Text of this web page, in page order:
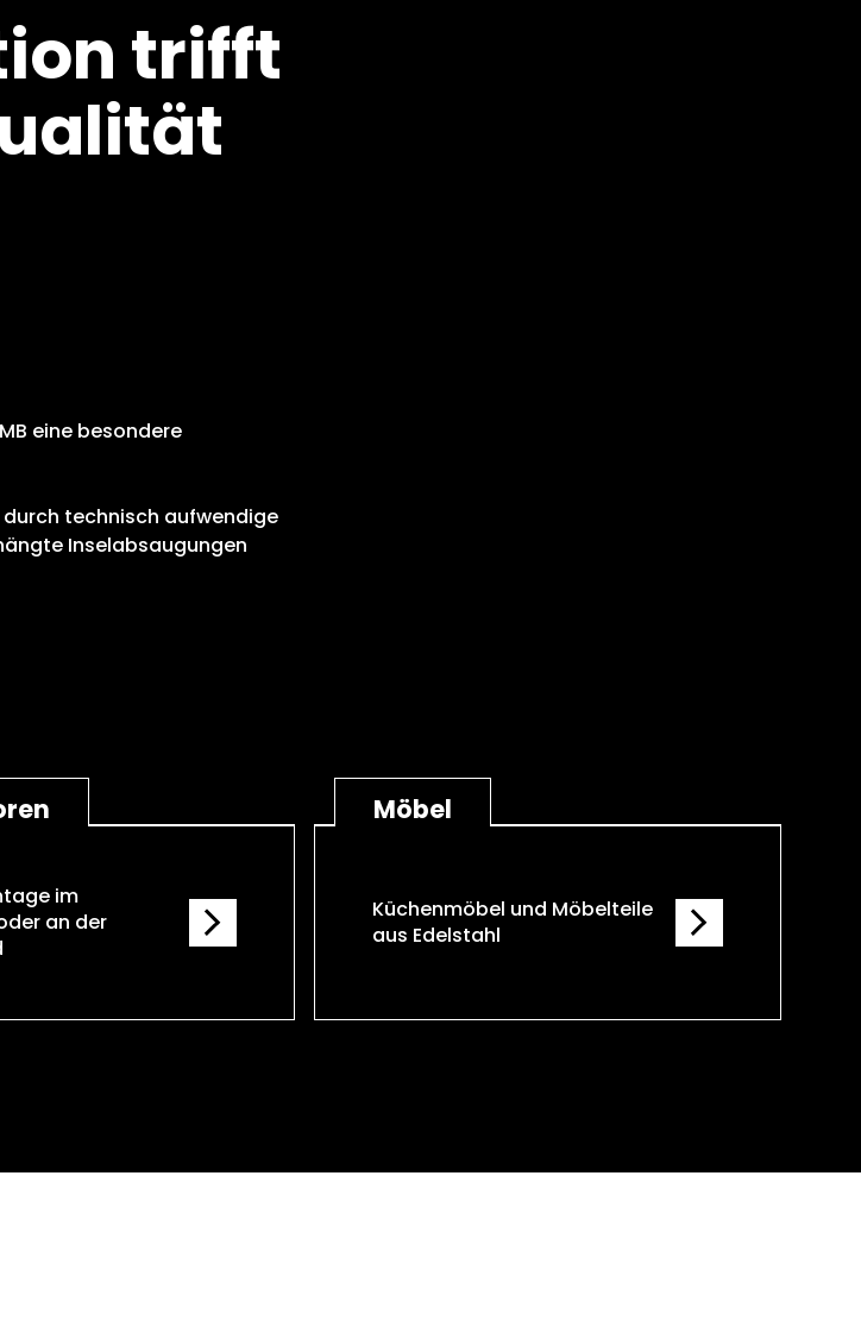
trifft
eine besondere
durch technisch aufwendige
Inselabsaugungen
im
an der
Möbel
Küchenmöbel und Möbelteile
aus Edelstahl